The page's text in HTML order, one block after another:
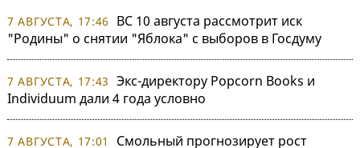
7 АВГУСТА, 17:46
ВС 10 августа рассмотрит иск
"Родины" о снятии "Яблока" с выборов в Госдуму
7 АВГУСТА, 17:43 Экс-директору Popcorn Books и
Individuum дали 4 года условно
7 АВГУСТА, 17:01
Смольный прогнозирует рост